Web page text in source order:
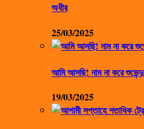
অধীর
25/03/2025
আমি আসছি! নাম না করে
19/03/2025